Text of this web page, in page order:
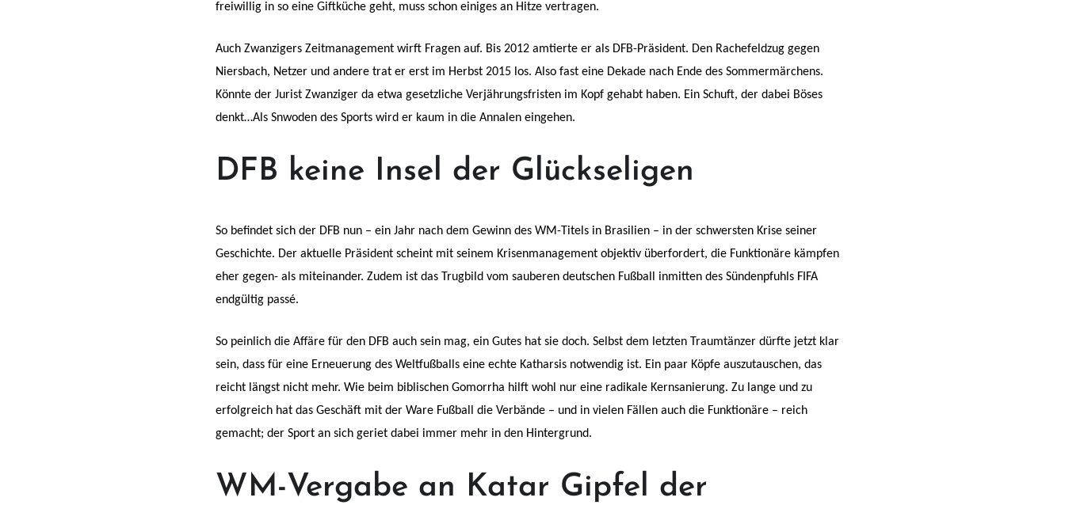
freiwillig in so eine Giftküche geht, muss schon einiges an Hitze vertragen.
Auch Zwanzigers Zeitmanagement wirft Fragen auf. Bis 2012 amtierte er als DFB-Präsident. Den Rachefeldzug gegen
Niersbach, Netzer und andere trat er erst im Herbst 2015 los. Also fast eine Dekade nach Ende des Sommermärchens.
Könnte der Jurist Zwanziger da etwa gesetzliche Verjährungsfristen im Kopf gehabt haben. Ein Schuft, der dabei Böses
denkt…Als Snwoden des Sports wird er kaum in die Annalen eingehen.
DFB keine Insel der Glückseligen
So befindet sich der DFB nun – ein Jahr nach dem Gewinn des WM-Titels in Brasilien – in der schwersten Krise seiner
Geschichte. Der aktuelle Präsident scheint mit seinem Krisenmanagement objektiv überfordert, die Funktionäre kämpfen
eher gegen- als miteinander. Zudem ist das Trugbild vom sauberen deutschen Fußball inmitten des Sündenpfuhls FIFA
endgültig passé.
So peinlich die Affäre für den DFB auch sein mag, ein Gutes hat sie doch. Selbst dem letzten Traumtänzer dürfte jetzt klar
sein, dass für eine Erneuerung des Weltfußballs eine echte Katharsis notwendig ist. Ein paar Köpfe auszutauschen, das
reicht längst nicht mehr. Wie beim biblischen Gomorrha hilft wohl nur eine radikale Kernsanierung. Zu lange und zu
erfolgreich hat das Geschäft mit der Ware Fußball die Verbände – und in vielen Fällen auch die Funktionäre – reich
gemacht; der Sport an sich geriet dabei immer mehr in den Hintergrund.
WM-Vergabe an Katar Gipfel der